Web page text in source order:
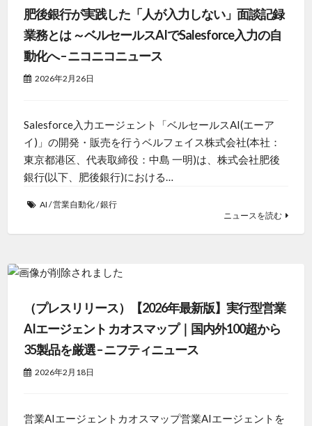
肥後銀行が実践した「人が入力しない」面談記録
業務とは ～ベルセールスAIでSalesforce入力の自
動化へ – ニコニコニュース
2026年2月26日
Salesforce入力エージェント「ベルセールスAI(エーア
イ)」の開発・販売を行うベルフェイス株式会社(本社：
東京都港区、代表取締役：中島 一明)は、株式会社肥後
銀行(以下、肥後銀行)における…
AI /営業自動化/銀行
ニュースを読む
（プレスリリース）【2026年最新版】実行型営業
AIエージェント カオスマップ｜国内外100超から
35製品を厳選 – ニフティニュース
2026年2月18日
営業AIエージェントカオスマップ営業AIエージェントを